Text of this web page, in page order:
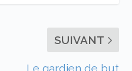
SUIVANT
Le gardien de but